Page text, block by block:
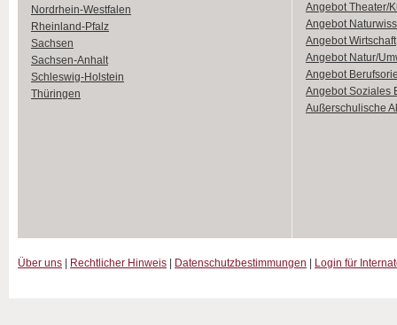
Nordrhein-Westfalen
Rheinland-Pfalz
Sachsen
Sachsen-Anhalt
Schleswig-Holstein
Thüringen
Angebot Theater/
Angebot
Angebot Wirtschaft
Angebot Natur/
Angebot
Angebot Soziales
Außerschulische
Über uns Rechtlicher Hinweis Datenschutzbestimmungen Login für